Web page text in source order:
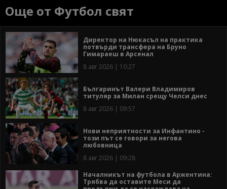
Още от Футбол свят
Директор на Нюкасъл на практика
потвърди трансфера на Бруно
Гимараеш в Арсенал
8 авг 2026 | 10:27
Българинът Валери Владимиров
титуляр за Милан срещу Челси днес
8 авг 2026 | 09:57
Нови неприятности за Инфантино -
този път се говори за негова
любовница
8 авг 2026 | 09:28
Началникът на футбола в Аржентина:
Трябва да оставите Меси да